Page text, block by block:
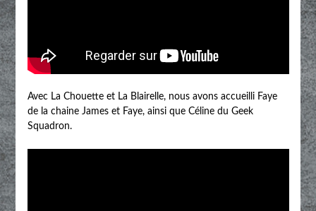
Avec La Chouette et La Blairelle, nous avons accueilli Faye
de la chaine James et Faye, ainsi que Céline du Geek
Squadron.